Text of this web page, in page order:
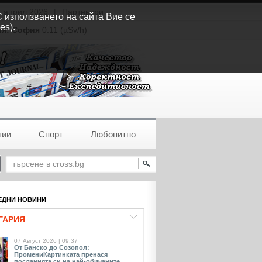
април 2026
Партньори
София 0.11 (µSv/h)
Спорт Любопитно
НОВИНИ
07 Август 2026 | 09:37
От Банско до Созопол:
ПромениКартинката пренася
на сайта Вие се